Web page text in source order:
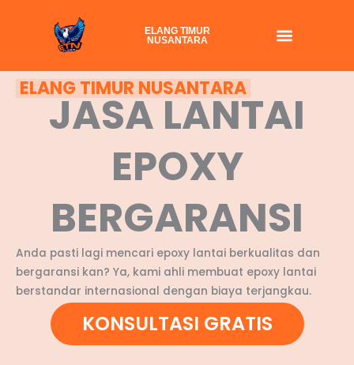
ELANG TIMUR
NUSANTARA
ELANG TIMUR NUSANTARA
JASA LANTAI
EPOXY
BERGARANSI
Anda pasti lagi mencari epoxy lantai berkualitas dan
bergaransi kan? Ya, kami ahli membuat epoxy lantai
berstandar internasional dengan biaya terjangkau.
KONSULTASI GRATIS